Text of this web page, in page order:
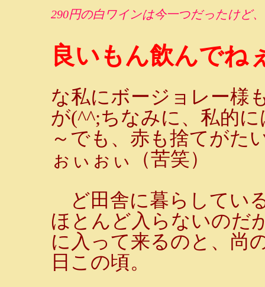
290円の白ワインは今一つだったけど
良いもん飲んでね
な私にボージョレー様
が(^^;ちなみに、私的
～でも、赤も捨てがた
ぉぃぉぃ（苦笑）
ど田舎に暮らしてい
ほとんど入らないのだ
に入って来るのと、尚
日この頃。